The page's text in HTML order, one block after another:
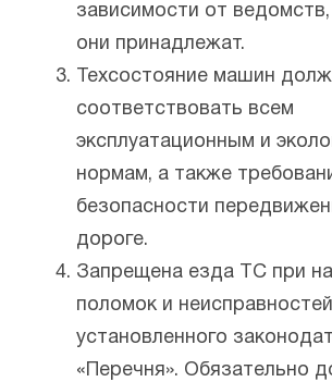
зависимости от
они принадлежат.
Техсостояние машин
соответствовать всем
эксплуатационным и
нормам, а также
безопасности
дороге.
Запрещена езда ТС при
поломок и
установленного
«Перечня». Обязательно